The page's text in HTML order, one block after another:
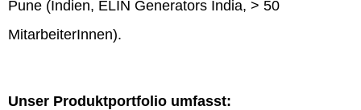
Pune (Indien, ELIN Generators India, > 50
MitarbeiterInnen).
Unser Produktportfolio umfasst: